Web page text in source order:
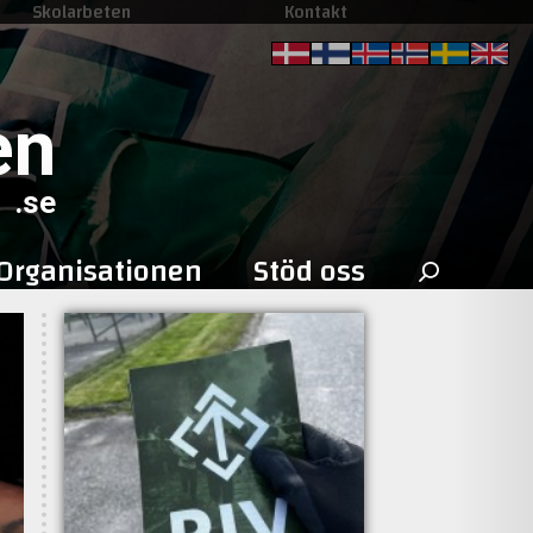
Skolarbeten Kontakt
.se
Stöd oss Sök
efter: